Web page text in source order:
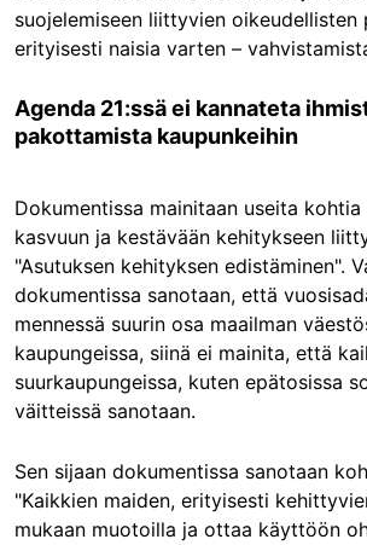
suojelemiseen liittyvien oikeudellisten
erityisesti naisia varten –
Agenda 21:ssä ei kannateta
pakottamista kaupunkeihin
Dokumentissa mainitaan useita kohtia
kasvuun ja kestävään kehitykseen
"Asutuksen kehityksen edistäminen".
dokumentissa sanotaan, että
mennessä suurin osa maailman
kaupungeissa, siinä ei mainita, että
suurkaupungeissa, kuten epätosissa
väitteissä sanotaan.
Sen sijaan dokumentissa sanotaan
"Kaikkien maiden, erityisesti
mukaan muotoilla ja ottaa käyttöön